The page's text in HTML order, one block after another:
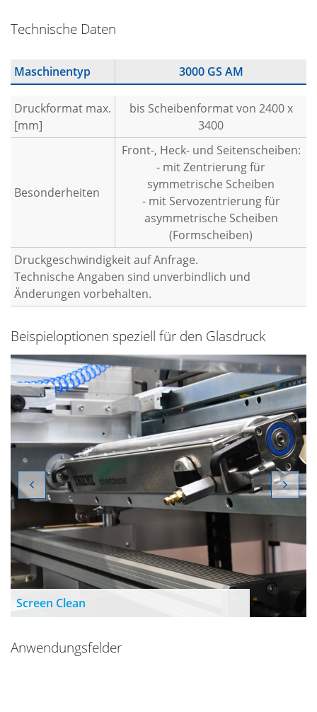
Technische Daten
Maschinentyp 3000 GS AM
Druckformat max.
[mm]
bis Scheibenformat von 2400 x
3400
Besonderheiten
Front-, Heck- und Seitenscheiben:
- mit Zentrierung für
symmetrische Scheiben
- mit Servozentrierung für
asymmetrische Scheiben
(Formscheiben)
Druckgeschwindigkeit auf Anfrage.
Technische Angaben sind unverbindlich und
Änderungen vorbehalten.
Beispieloptionen speziell für den Glasdruck
Screen Clean
Anwendungsfelder